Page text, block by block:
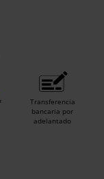
Transferencia
bancaria por
adelantado